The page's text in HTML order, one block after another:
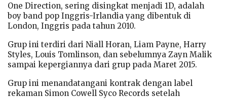
One Direction, sering disingkat menjadi 1D, adalah
boy band pop Inggris-Irlandia yang dibentuk di
London, Inggris pada tahun 2010.
Grup ini terdiri dari Niall Horan, Liam Payne, Harry
Styles, Louis Tomlinson, dan sebelumnya Zayn Malik
sampai kepergiannya dari grup pada Maret 2015.
Grup ini menandatangani kontrak dengan label
rekaman Simon Cowell Syco Records setelah